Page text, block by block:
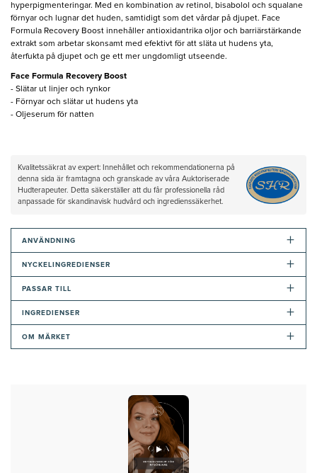
hyperpigmenteringar. Med en kombination av retinol, bisabolol och squalane
förnyar och lugnar det huden, samtidigt som det vårdar på djupet. Face
Formula Recovery Boost innehåller antioxidantrika oljor och barriärstärkande
extrakt som arbetar skonsamt med efektivt för att släta ut hudens yta,
återfukta på djupet och ge ett mer ungdomligt utseende.
Face Formula Recovery Boost
- Slätar ut linjer och rynkor
- Förnyar och slätar ut hudens yta
- Oljeserum för natten
Kvalitetssäkrat av expert: Innehållet och rekommendationerna på
denna sida är framtagna och granskade av våra Auktoriserade
Hudterapeuter. Detta säkerställer att du får professionella råd
anpassade för skandinavisk hudvård och ingredienssäkerhet.
ANVÄNDNING +
NYCKELINGREDIENSER +
PASSAR TILL +
INGREDIENSER +
OM MÄRKET +